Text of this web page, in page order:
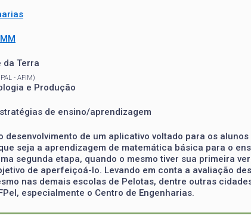
da Terra
- AFIM)
e Produção
de ensino/aprendizagem
desenvolvimento de um aplicativo voltado para os
seja a aprendizagem de matemática básica para o
segunda etapa, quando o mesmo tiver sua primeira
de aperfeiçoá-lo. Levando em conta a avaliação
nas demais escolas de Pelotas, dentre outras
especialmente o Centro de Engenharias.